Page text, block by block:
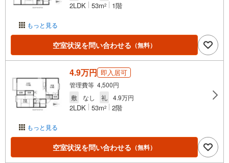
もっと見る
2LDK 53m2 1階
空室状況を問い合わせる （無料）
もっと見る
4.9万円 即入居可
管理費等 4,500円
敷
なし 礼 4.9万円
2LDK 53m2 2階
空室状況を問い合わせる （無料）